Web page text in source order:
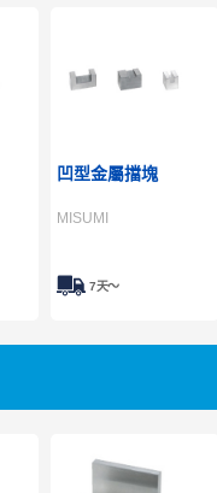
凹型金屬擋塊
MISUMI
7天～